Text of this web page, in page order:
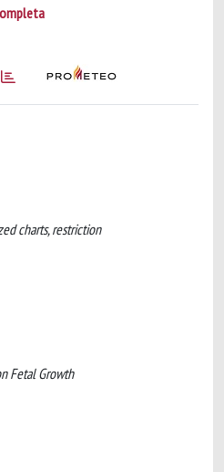
charts, restriction
Fetal Growth